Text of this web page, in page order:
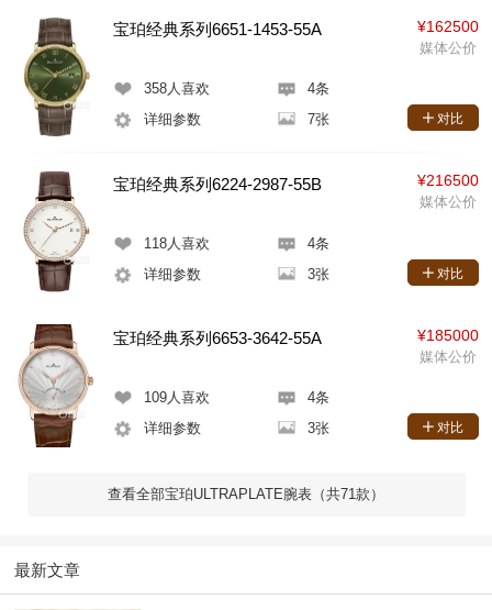
宝珀经典系列6651-1453-55A
358人喜欢
4条
详细参数
7张
¥162500
媒体公价
对比
宝珀经典系列6224-2987-55B
118人喜欢
4条
详细参数
3张
¥216500
媒体公价
对比
宝珀经典系列6653-3642-55A
109人喜欢
4条
详细参数
3张
¥185000
媒体公价
对比
查看全部宝珀ULTRAPLATE腕表（共71款）
最新文章